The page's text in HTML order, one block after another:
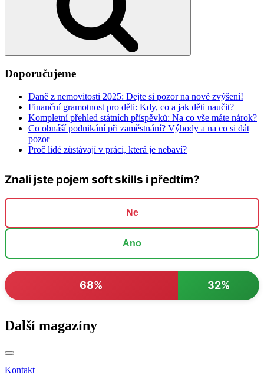
Doporučujeme
Daně z nemovitosti 2025: Dejte si pozor na nové zvýšení!
Finanční gramotnost pro děti: Kdy, co a jak děti naučit?
Kompletní přehled státních příspěvků: Na co vše máte nárok?
Co obnáší podnikání při zaměstnání? Výhody a na co si dát
pozor
Proč lidé zůstávají v práci, která je nebaví?
Znali jste pojem soft skills i předtím?
Ne
Ano
68% 32%
Další magazíny
Kontakt